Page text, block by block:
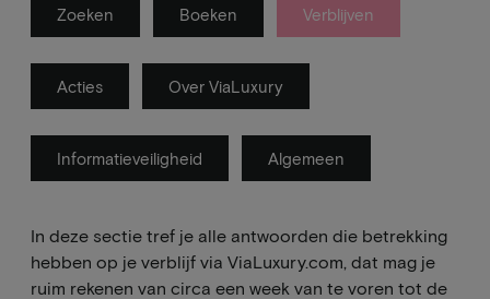
Zoeken Boeken Verblijven
Acties Over ViaLuxury
Informatieveiligheid Algemeen
In deze sectie tref je alle antwoorden die betrekking
hebben op je verblijf via ViaLuxury.com, dat mag je
ruim rekenen van circa een week van te voren tot de